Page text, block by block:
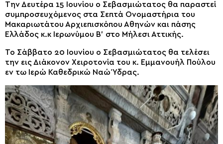
Την Δευτέρα 15 Ιουνίου ο Σεβασμιώτατος θα παραστεί
συμπροσευχόμενος στα Σεπτά Ονομαστήρια του
Μακαριωτάτου Αρχιεπισκόπου Αθηνών και πάσης
Ελλάδος κ.κ Ιερωνύμου Β’ στο Μήλεσι Αττικής.
Το Σάββατο 20 Ιουνίου ο Σεβασμιώτατος θα τελέσει
την εις Διάκονον Χειροτονία του κ. Εμμανουήλ Πούλου
εν τω Ιερώ Καθεδρικώ Ναώ Ύδρας.